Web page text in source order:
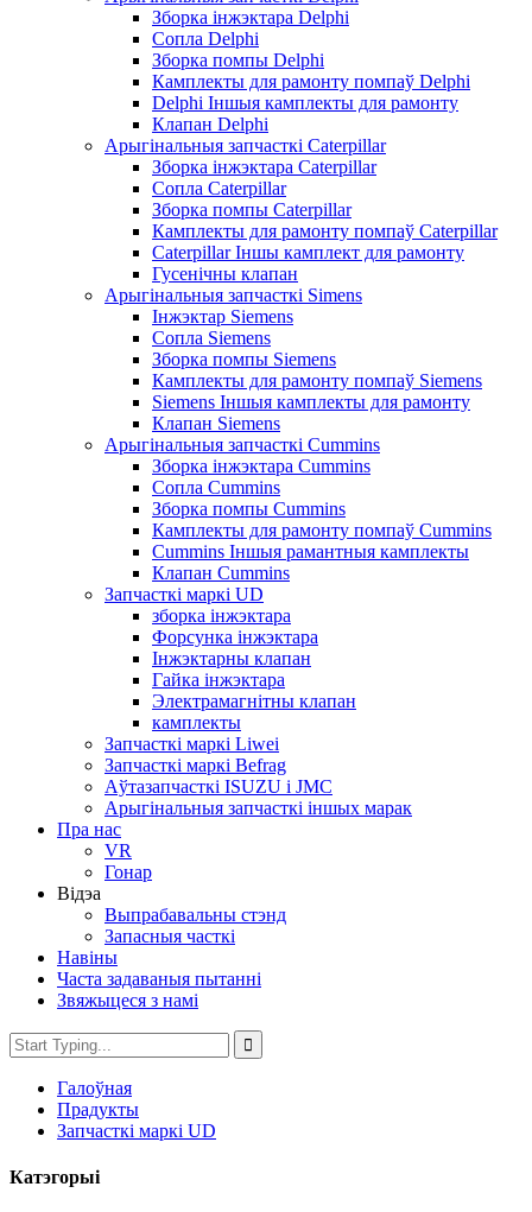
Зборка інжэктара Delphi
Сопла Delphi
Зборка помпы Delphi
Камплекты для рамонту помпаў Delphi
Delphi Іншыя камплекты для рамонту
Клапан Delphi
Арыгінальныя запчасткі Caterpillar
Зборка інжэктара Caterpillar
Сопла Caterpillar
Зборка помпы Caterpillar
Камплекты для рамонту помпаў Caterpillar
Caterpillar Іншы камплект для рамонту
Гусенічны клапан
Арыгінальныя запчасткі Simens
Інжэктар Siemens
Сопла Siemens
Зборка помпы Siemens
Камплекты для рамонту помпаў Siemens
Siemens Іншыя камплекты для рамонту
Клапан Siemens
Арыгінальныя запчасткі Cummins
Зборка інжэктара Cummins
Сопла Cummins
Зборка помпы Cummins
Камплекты для рамонту помпаў Cummins
Cummins Іншыя рамантныя камплекты
Клапан Cummins
Запчасткі маркі UD
зборка інжэктара
Форсунка інжэктара
Інжэктарны клапан
Гайка інжэктара
Электрамагнітны клапан
камплекты
Запчасткі маркі Liwei
Запчасткі маркі Befrag
Аўтазапчасткі ISUZU і JMC
Арыгінальныя запчасткі іншых марак
Пра нас
VR
Гонар
Відэа
Выпрабавальны стэнд
Запасныя часткі
Навіны
Часта задаваныя пытанні
Звяжыцеся з намі
Галоўная
Прадукты
Запчасткі маркі UD
Катэгорыі